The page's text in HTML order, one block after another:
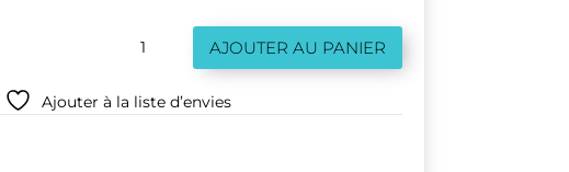
c
e
r
quantité
Grunge
AJOUTER AU PANIER
Ajouter à la liste d’envies